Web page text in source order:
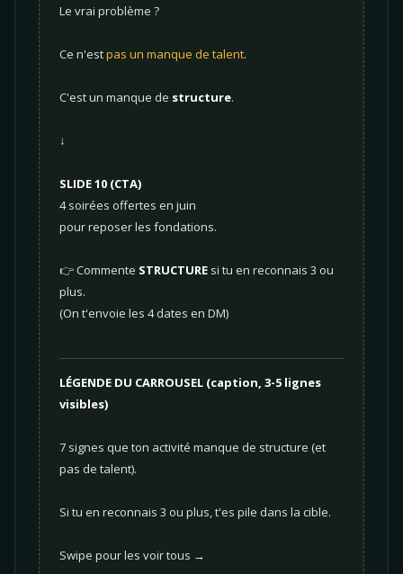
Le vrai problème ?
Ce n'estpas un manque de talent.
C'est un manque de structure.
↓
SLIDE 10 (CTA)
4 soirées offertes en juin
pour reposer les fondations.
👉 Commente STRUCTURE si tu en reconnais 3 ou
plus.
(On t'envoie les 4 dates en DM)
LÉGENDE DU CARROUSEL (caption, 3-5 lignes
visibles)
7 signes que ton activité manque de structure (et
pas de talent).
Si tu en reconnais 3 ou plus, t'es pile dans la cible.
Swipe pour les voir tous →